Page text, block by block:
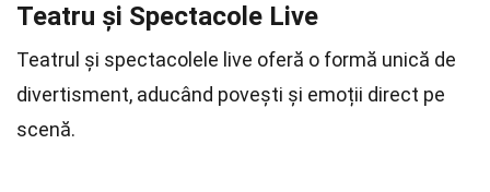
Teatru și Spectacole Live
Teatrul și spectacolele live oferă o formă unică de
divertisment, aducând povești și emoții direct pe
scenă.